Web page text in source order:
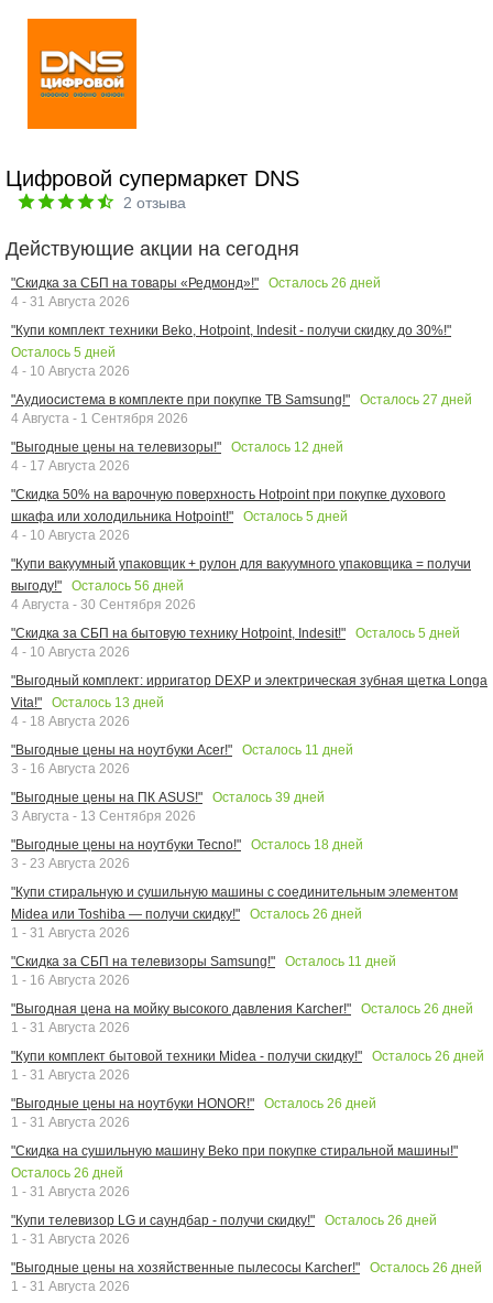
Цифровой супермаркет DNS
2 отзыва
Действующие акции на сегодня
"Скидка за СБП на товары «Редмонд»!" Осталось 26 дней
4 - 31 Августа 2026
"Купи комплект техники Beko, Hotpoint, Indesit - получи скидку до 30%!"
Осталось 5 дней
4 - 10 Августа 2026
"Аудиосистема в комплекте при покупке ТВ Samsung!"
Осталось 27 дней
4 Августа - 1 Сентября 2026
"Выгодные цены на телевизоры!"
Осталось 12 дней
4 - 17 Августа 2026
"Скидка 50% на варочную поверхность Hotpoint при покупке духового
шкафа или холодильника Hotpoint!"
Осталось 5 дней
4 - 10 Августа 2026
"Купи вакуумный упаковщик + рулон для вакуумного упаковщика = получи
выгоду!"
Осталось 56 дней
4 Августа - 30 Сентября 2026
"Скидка за СБП на бытовую технику Hotpoint, Indesit!"
Осталось 5 дней
4 - 10 Августа 2026
"Выгодный комплект: ирригатор DEXP и электрическая зубная щетка Longa
Vita!"
Осталось 13 дней
4 - 18 Августа 2026
"Выгодные цены на ноутбуки Acer!"
Осталось 11 дней
3 - 16 Августа 2026
"Выгодные цены на ПК ASUS!"
Осталось 39 дней
3 Августа - 13 Сентября 2026
"Выгодные цены на ноутбуки Tecno!"
Осталось 18 дней
3 - 23 Августа 2026
"Купи стиральную и сушильную машины с соединительным элементом
Midea или Toshiba — получи скидку!"
Осталось 26 дней
1 - 31 Августа 2026
"Скидка за СБП на телевизоры Samsung!"
Осталось 11 дней
1 - 16 Августа 2026
"Выгодная цена на мойку высокого давления Karcher!"
Осталось 26 дней
1 - 31 Августа 2026
"Купи комплект бытовой техники Midea - получи скидку!"
Осталось 26 дней
1 - 31 Августа 2026
"Выгодные цены на ноутбуки HONOR!"
Осталось 26 дней
1 - 31 Августа 2026
"Скидка на сушильную машину Beko при покупке стиральной машины!"
Осталось 26 дней
1 - 31 Августа 2026
"Купи телевизор LG и саундбар - получи скидку!"
Осталось 26 дней
1 - 31 Августа 2026
"Выгодные цены на хозяйственные пылесосы Karcher!"
Осталось 26 дней
1 - 31 Августа 2026